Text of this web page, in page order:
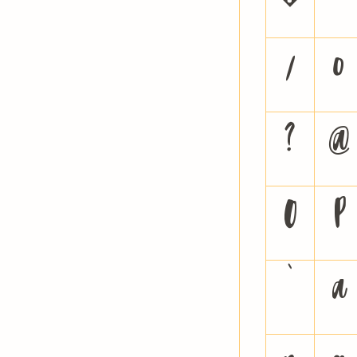
/
0
? @
O
P
a